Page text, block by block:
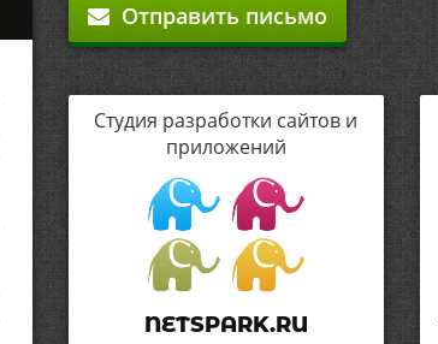
Отправить письмо
Студия разработки сайтов и
приложений
NETSPARK.RU